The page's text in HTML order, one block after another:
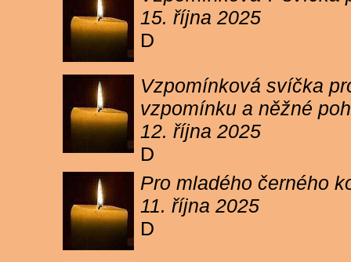
15. října 2025
D
Vzpomínková svíčka
vzpomínku a něžné
12. října 2025
D
Pro mladého černého
11. října 2025
D